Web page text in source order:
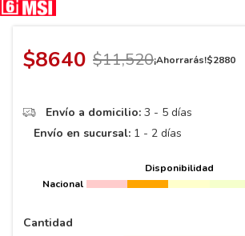
$8640 $11,520¡Ahorrarás!$2880
Envío a domicilio: 3 - 5 días
Envío en sucursal: 1 - 2 días
Disponibilidad
Nacional
Cantidad